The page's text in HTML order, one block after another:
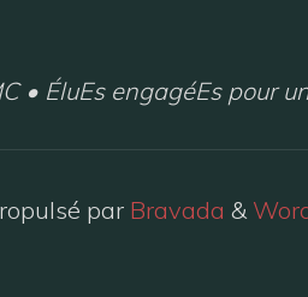
• ÉluEs engagéEs pour
par Bravada &